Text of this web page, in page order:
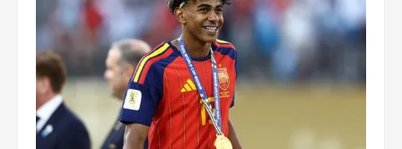
a
d
i